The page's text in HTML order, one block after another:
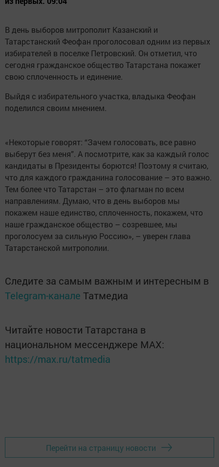
В день выборов митрополит Казанский и
Татарстанский Феофан проголосовал одним из первых
избирателей в поселке Петровский. Он отметил, что
сегодня гражданское общество Татарстана покажет
свою сплоченность и единение.
Выйдя с избирательного участка, владыка Феофан
поделился своим мнением.
«Некоторые говорят: “Зачем голосовать, все равно
выберут без меня”. А посмотрите, как за каждый голос
кандидаты в Президенты борются! Поэтому я считаю,
что для каждого гражданина голосование – это важно.
Тем более что Татарстан – это флагман по всем
направлениям. Думаю, что в день выборов мы
покажем наше единство, сплоченность, покажем, что
наше гражданское общество – созревшее, мы
проголосуем за сильную Россию», – уверен глава
Татарстанской митрополии.
Следите за самым важным и интересным в
Telegram-канале Татмедиа
Читайте новости Татарстана в
национальном мессенджере MАХ:
https://max.ru/tatmedia
Перейти на страницу новости